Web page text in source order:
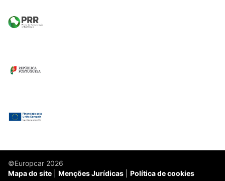
©Europcar 2026
Mapa do site
Menções Jurídicas Política de cookies